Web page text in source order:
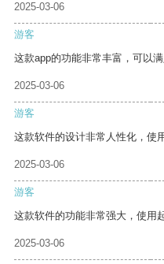
2025-03-06
游客
这款app的功能非常丰富，可以满
2025-03-06
游客
这款软件的设计非常人性化，使
2025-03-06
游客
这款软件的功能非常强大，使用
2025-03-06